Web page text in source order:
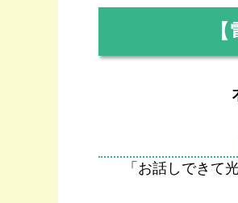
「お話しできて